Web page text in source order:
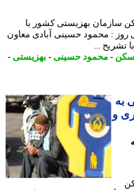
بهزیستی کشور با
حسینی آبادی معاون
...
-محمود حسینی-بهزیستی-